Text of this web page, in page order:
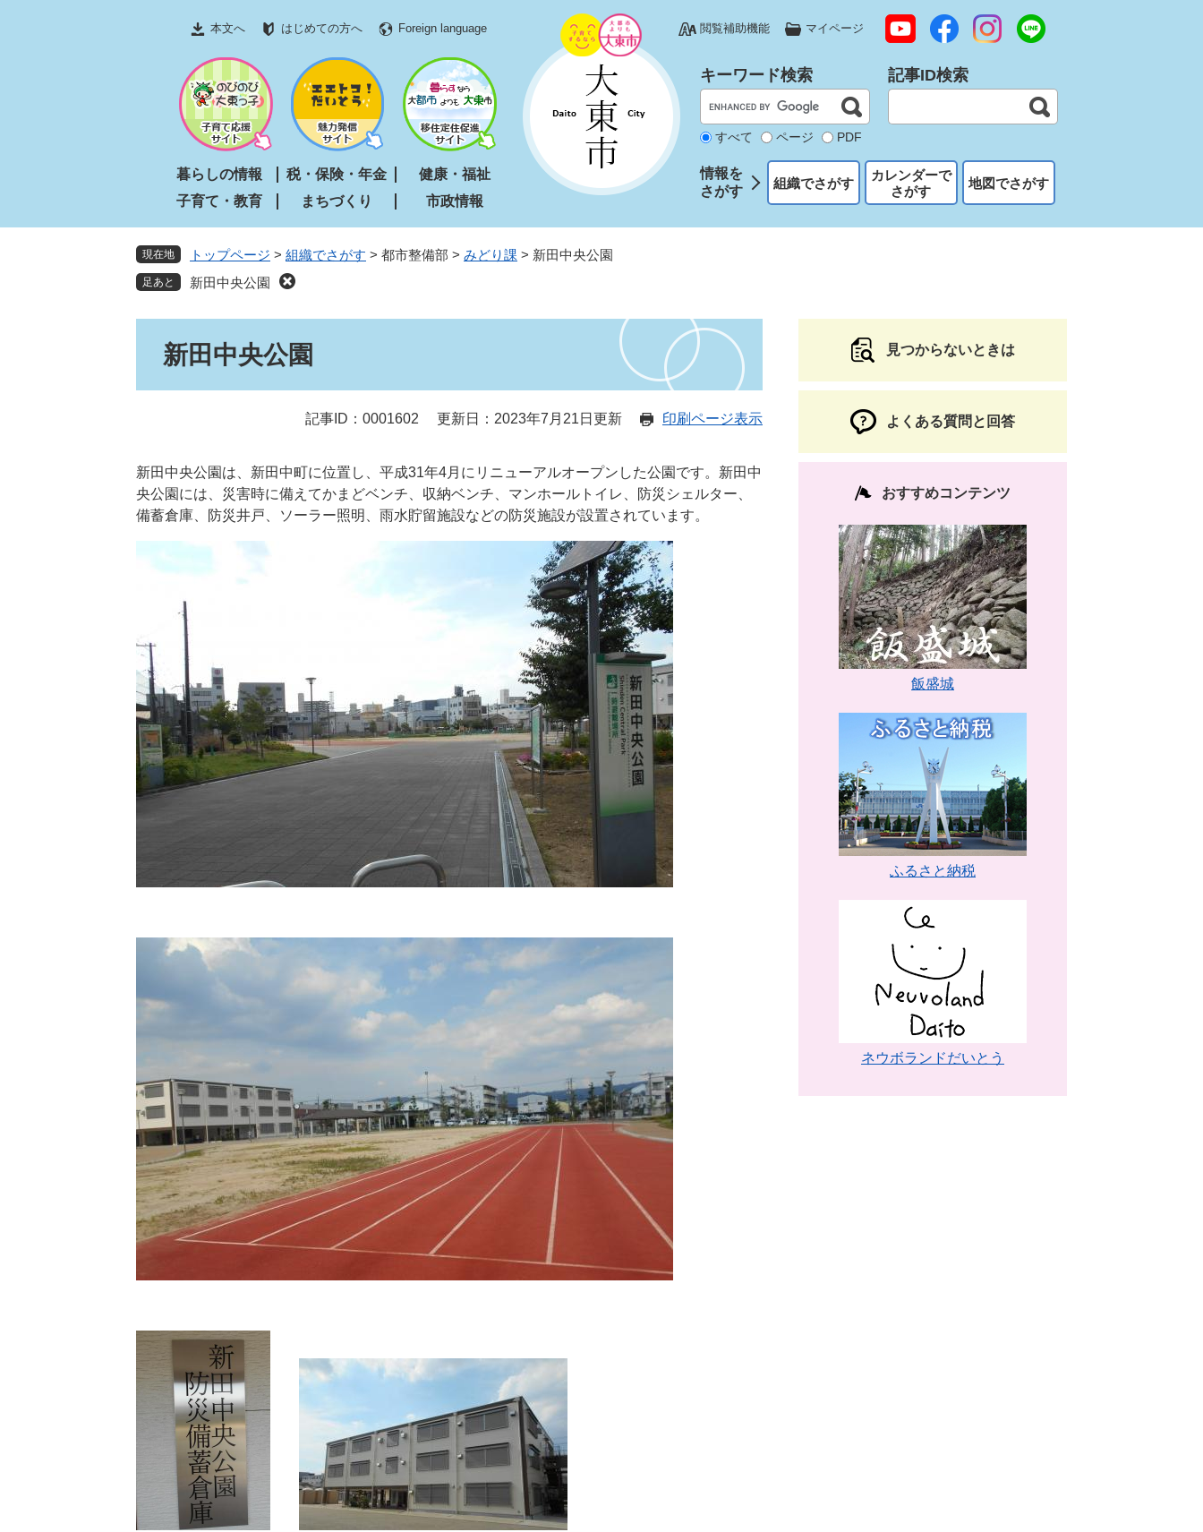
文
本文へ はじめての方へ Foreign language 閲覧補助機能 マイページ
暮らしの情報 税・保険・年金
健康・福祉
子育て・教育
まちづくり 市政情報
キーワード検索
すべて ページ PDF
記事ID検索
情報を
さがす
組織でさがす
カレンダーで
さがす
地図でさがす
現在地 トップページ > 組織でさがす > 都市整備部 > みどり課 > 新田中央公園
新田中央公園
新田中央公園
記事ID：0001602 更新日：2023年7月21日更新 印刷ページ表示
新田中央公園は、新田中町に位置し、平成31年4月にリニューアルオープンした公園です。新田中
央公園には、災害時に備えてかまどベンチ、収納ベンチ、マンホールトイレ、防災シェルター、
備蓄倉庫、防災井戸、ソーラー照明、雨水貯留施設などの防災施設が設置されています。
見つからないときは
よくある質問と回答
おすすめコンテンツ
飯盛城
ふるさと納税
ネウボランドだいとう